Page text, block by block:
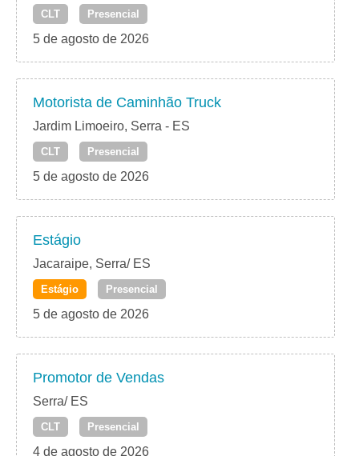
CLT Presencial
5 de agosto de 2026
Motorista de Caminhão Truck
Jardim Limoeiro, Serra - ES
CLT Presencial
5 de agosto de 2026
Estágio
Jacaraipe, Serra/ ES
Estágio Presencial
5 de agosto de 2026
Promotor de Vendas
Serra/ ES
CLT Presencial
4 de agosto de 2026